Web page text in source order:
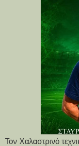
Τον Χαλαστρινό